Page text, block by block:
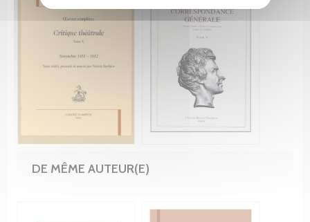
DE MÊME AUTEUR(E)